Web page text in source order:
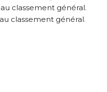
classement général.
classement général.